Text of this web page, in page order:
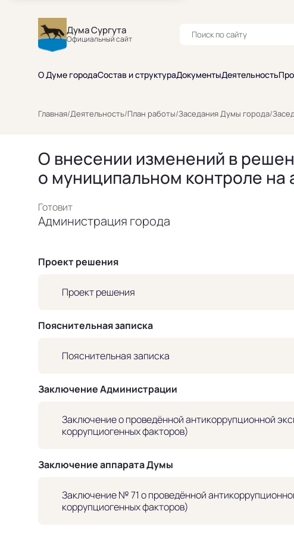
Дума Сургута
Официальный сайт
О Думе городаСостав и структураДокументыДеятельность
Главная/Деятельность/План работы/Заседания Думы города/
О внесении изменений в
о муниципальном контроле на
Готовит
Администрация города
Проект решения
Проект решения
Пояснительная записка
Пояснительная записка
Заключение Администрации
Заключение о проведённой антикоррупционной
коррупциогенных факторов)
Заключение аппарата Думы
Заключение № 71 о проведённой
коррупциогенных факторов)